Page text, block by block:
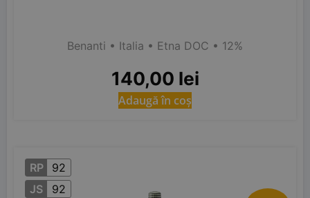
Benanti • Italia • Etna DOC • 12%
140,00 lei
Adaugă în coș
RP
92
JS
92